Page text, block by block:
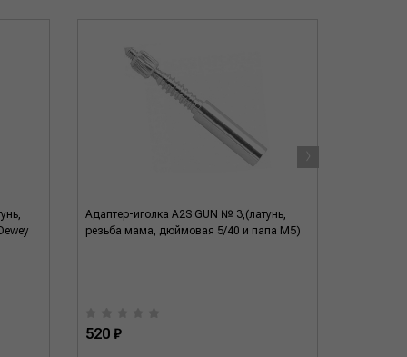
Адаптер-иголка A2S GUN № 3,(латунь,
резьба мама, дюймовая 5/40 и папа М5)
520 ₽
›